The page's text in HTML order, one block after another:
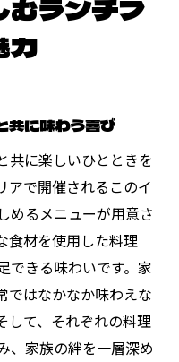
むランチフ
力
共に味わう喜び
共に楽しいひとときを
アで開催されるこのイ
めるメニューが用意さ
食材を使用した料理
できる味わいです。家
ではなかなか味わえな
して、それぞれの料理
、家族の絆を一層深め